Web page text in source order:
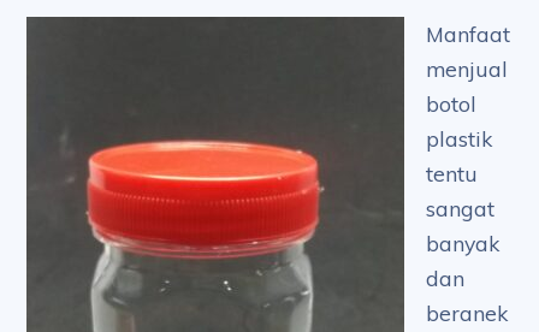
Manfaat
menjual
botol
plastik
tentu
sangat
banyak
dan
beranek